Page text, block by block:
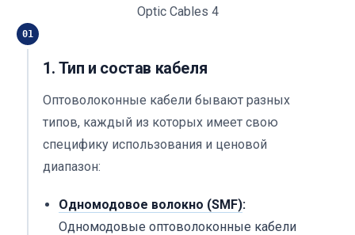
Optic Cables 4
01
1. Тип и состав кабеля
Оптоволоконные кабели бывают разных
типов, каждый из которых имеет свою
специфику использования и ценовой
диапазон:
Одномодовое волокно (SMF):
Одномодовые оптоволоконные кабели